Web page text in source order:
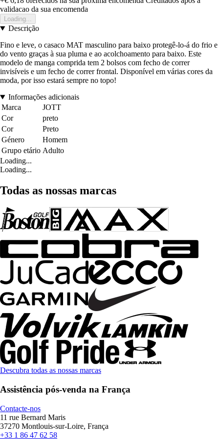
validacao da sua encomenda
Loading...
Descrição
Fino e leve, o casaco MAT masculino para baixo protegê-lo-á do frio e
do vento graças à sua pluma e ao acolchoamento para baixo. Este
modelo de manga comprida tem 2 bolsos com fecho de correr
invisíveis e um fecho de correr frontal. Disponível em várias cores da
moda, por isso estará sempre no topo!
Informações adicionais
Marca
JOTT
Cor
preto
Cor
Preto
Género
Homem
Grupo etário Adulto
Loading...
Loading...
Todas as nossas marcas
Descubra todas as nossas marcas
Assistência pós-venda na França
Contacte-nos
11 rue Bernard Maris
37270 Montlouis-sur-Loire, França
+33 1 86 47 62 58